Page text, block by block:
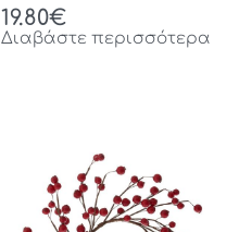
19.80€
Διαβάστε περισσότερα